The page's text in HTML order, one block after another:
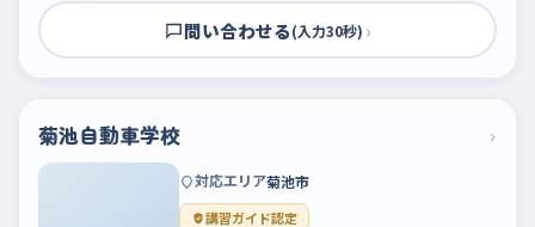
問い合わせる(入力30秒) ›
菊池自動車学校 ›
対応エリア菊池市
講習ガイド認定